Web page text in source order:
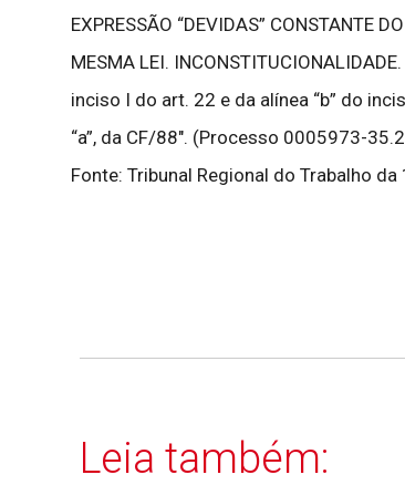
EXPRESSÃO “DEVIDAS” CONSTANTE
MESMA LEI.
inciso I do art. 22 e da alínea “b” do
“a”, da CF/88″. (Processo 0005973-
Fonte: Tribunal Regional do Trabalho da
Leia também: